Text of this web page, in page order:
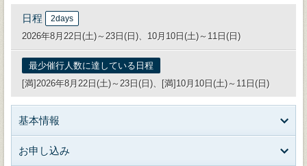
日程 2days
2026年8月22日(土)～23日(日)、10月10日(土)～11日(日)
最少催行人数に達している日程
[満]2026年8月22日(土)～23日(日)、[満]10月10日(土)～11日(日)
基本情報
お申し込み